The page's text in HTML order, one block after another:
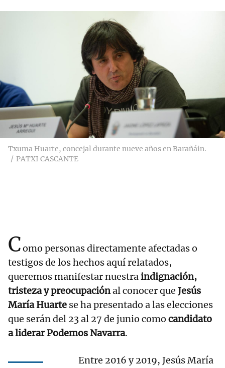
Txuma Huarte, concejal durante nueve años en Barañáin.
PATXI CASCANTE
Como personas directamente afectadas o
testigos de los hechos aquí relatados,
queremos manifestar nuestraindignación,
tristeza y preocupaciónal conocer que Jesús
María Huarte se ha presentado a las elecciones
que serán del 23 al 27 de junio como candidato
a liderar Podemos Navarra.
Entre 2016 y 2019, Jesús María